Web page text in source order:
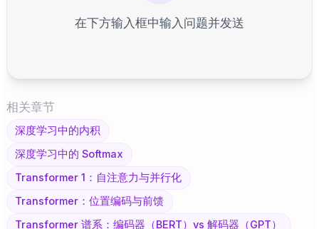
在下方输入框中输入问题并发送
相关章节
深度学习中的内积
深度学习中的 Softmax
Transformer 1：自注意力与并行化
Transformer：位置编码与前馈
Transformer 谱系：编码器（BERT）vs 解码器（GPT）